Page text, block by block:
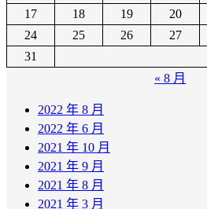
17
18 19 20
24
25 26 27
31
« 8 月
2022 年 8 月
2022 年 6 月
2021 年 10 月
2021 年 9 月
2021 年 8 月
2021 年 3 月